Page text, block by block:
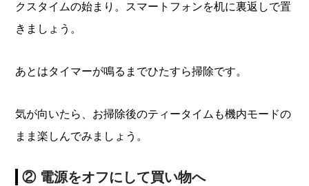
クスタイムの始まり。スマートフォンを机に裏返しで置
きましょう。
あとはタイマーが鳴るまでひたすら掃除です。
気が向いたら、お掃除後のティータイムも機内モードの
まま楽しんでみましょう。
② 電源をオフにして買い物へ